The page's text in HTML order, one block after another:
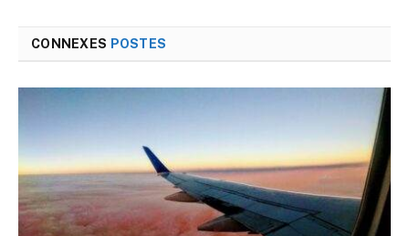
CONNEXES POSTES